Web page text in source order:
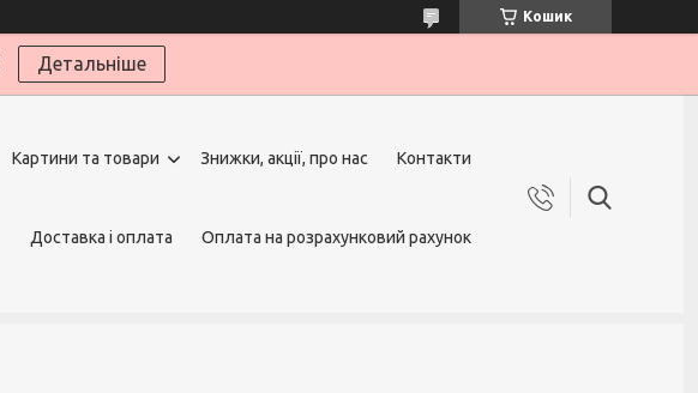
Кошик
Детальніше
Картини та товари Знижки, акції, про нас Контакти
Доставка і оплата Оплата на розрахунковий рахунок